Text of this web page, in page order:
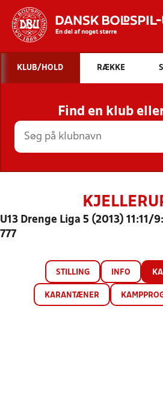
STILLINGER,
HOLD
KLUB/HOLD RÆKKE
Find en klub
U13 Drenge Liga 5 (2013) 11:11/
777
STILLING INFO
KARANTÆNER